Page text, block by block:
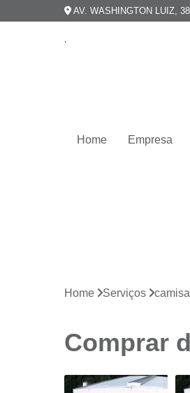
AV. WASHINGTON LUIZ,
Home Empresa
Home Serviços
Comprar